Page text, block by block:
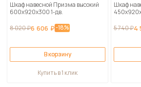
Шкаф навесной Призма высокий
600х920х300 1-дв.
8 020 ₽6 606 ₽-18%
В корзину
Купить в 1 клик
Шкаф
5 740 ₽4